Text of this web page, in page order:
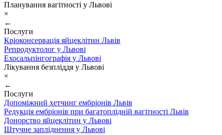
Планування вагітності у Львові
×
←
Послуги
Кріоконсервація яйцеклітин Львів
Репродуктолог у Львові
Ехосальпінгографія у Львові
Лікування безпліддя у Львові
×
←
Послуги
Допоміжний хетчинг ембріонів Львів
Редукція ембріонів при багатоплідній вагітності Львів
Донорство яйцеклітин у Львові
Штучне запліднення у Львові